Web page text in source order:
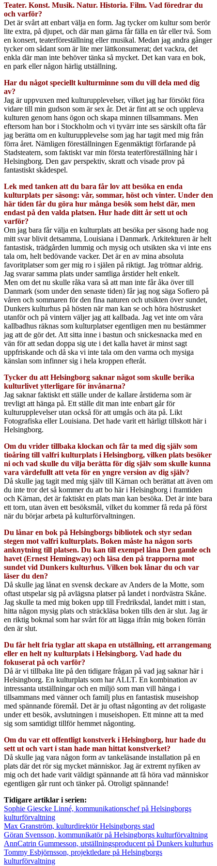
Teater. Konst. Musik. Natur. Historia. Film. Vad föredrar du
och varför?
Det är svårt att enbart välja en form. Jag tycker om kultur som berör
lite extra, på djupet, och där man gärna får fälla en tår eller två. Som
en konsert, teaterföreställning eller musikal. Medan jag andra gånger
tycker om sådant som är lite mer lättkonsumerat; det vackra, det
enkla där man inte behöver tänka så mycket. Det kan vara en bok,
en park eller någon härlig utställning.
Har du något speciellt kulturminne som du vill dela med dig
av?
Jag är uppvuxen med kulturupplevelser, vilket jag har försökt föra
vidare till min gudson som är sex år. Det är fint att se och uppleva
kulturen genom hans ögon och skapa minnen tillsammans. Men
eftersom han bor i Stockholm och vi tyvärr inte ses särskilt ofta får
jag berätta om en kulturupplevelse som jag har tagit med mig från
förra året. Nämligen föreställningen Egenmäktigt förfarande på
Stadsteatern, som faktiskt var min första teaterföreställning här i
Helsingborg. Den gav perspektiv, skratt och visade prov på
fantastiskt skådespel.
Lek med tanken att du bara får lov att besöka en enda
kulturplats per säsong: vår, sommar, höst och vinter. Under den
här tiden får du göra hur många besök som helst där, men
endast på den valda platsen. Hur hade ditt år sett ut och
varför?
Om jag bara får välja en kulturplats att besöka per säsong hade nog
mitt svar blivit detsamma, Louisiana i Danmark. Arkitekturen är helt
fantastisk, trädgården lummig och mysig och utsikten ska vi inte ens
tala om, helt bedövande vacker. Det är en av mina absoluta
favoritplatser som ger mig ro i själen på riktigt. Jag tröttnar aldrig.
Jag svarar samma plats under samtliga årstider helt enkelt.
Men om det nu skulle råka vara så att man inte får åka över till
Danmark (som under den senaste tiden) får jag nog säga Sofiero på
våren och sommaren för den fina naturen och utsikten över sundet,
Dunkers kulturhus på hösten när man kan se och höra höstrusket
utanför och på vintern väljer jag att kallbada. Jag vet inte om våra
kallbadhus räknas som kulturplatser egentligen men nu bestämmer
jag att de gör det. Att sitta inne i bastun och snickesnacka med en
vän för att sedan doppa sig ute i det kalla havet är minst sagt
uppfriskande och då ska vi inte tala om den varma och mysiga
känslan som infinner sig i hela kroppen efteråt.
Tycker du att Helsingborg saknar något som skulle berika
kulturlivet ytterligare för invånarna?
Jag saknar faktiskt ett ställe under de kallare årstiderna som är
trevligt att hänga på. Ett ställe dit man inte enbart går för
kulturupplevelser utan också för att umgås och äta på. Likt
Fotografiska eller Louisiana. Det hade varit ett härligt tillskott här i
Helsingborg.
Om du vrider tillbaka klockan och får ta med dig själv som
tioåring till valfri kulturplats i Helsingborg, vilken plats besöker
ni och vad skulle du vilja berätta för dig själv som skulle kunna
vara värdefullt att veta för en yngre version av dig själv?
Då skulle jag tagit med mig själv till Kärnan och berättat att även om
du inte tror det så kommer du att bo här i Helsingborg i framtiden
och Kärnan, det är faktiskt en plats man kan besöka. Det är inte bara
ett torn, utan även ett besöksmål, vilket du kommer få reda på först
när du börjar arbeta på kulturförvaltningen.
Du lånar en bok på Helsingborgs bibliotek och styr sedan
stegen mot valfri kulturplats. Boken måste ha någon sorts
anknytning till platsen. Du kan till exempel låna Den gamle och
havet (Ernest Hemingway) och läsa den på trapporna mot
sundet vid Dunkers kulturhus. Vilken bok lånar du och var
läser du den?
Då skulle jag lånat en svensk deckare av Anders de la Motte, som
oftast utspelar sig på avlägsna platser på landet i nordvästra Skåne.
Jag skulle ta med mig boken upp till Fredriksdal, landet mitt i stan,
hitta någon mysig plats och sträckläsa boken tills den är slut. Jag är
en riktig bokmal som har svårt för att lägga ifrån mig boken förrän
den är slut.
Du får helt fria tyglar att skapa en utställning, ett arrangemang
eller en helt ny kulturplats i Helsingborg. Vad hade du
fokuserat på och varför?
Då är vi tillbaka lite på den tidigare frågan på vad jag saknar här i
Helsingborg. En kulturplats som har ALLT. En kombination av
intressanta utställningar och en miljö som man vill hänga i
tillsammans med vänner och familj plus en fantastisk museishop
med spännande föremål. Det är ju oftast någonting av det roligaste
under ett besök, avslutningen i museishopen. Ett minne att ta med
sig som samtidigt tillför hemmet någonting.
Om du var ett offentligt konstverk i Helsingborg, hur hade du
sett ut och vart i stan hade man hittat konstverket?
Då skulle jag vara någon form av tankeläsande installation på en
plats där det rör sig mycket människor. Jag är extremt nyfiken av
mig och det hade varit väldigt spännande att få höra vad människor
egentligen går runt och tänker på. Otroligt spännande!
Tidigare artiklar i serien:
Sophie Giescke Linné, kommunikationschef på Helsingborgs
kulturförvaltning
Max Granström, kulturdirektör Helsingborgs stad
Göran Svensson, kommunikatör på Helsingborgs kulturförvaltning
AnnCatrin Gummesson, utställningsproducent på Dunkers kulturhus
Tommy Esbjörnsson, projektledare på Helsingborgs
kulturförvaltning